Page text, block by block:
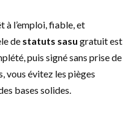
à l’emploi, fiable, et
de statuts sasu gratuit est
puis signé sans prise de
vous évitez les pièges
bases solides.